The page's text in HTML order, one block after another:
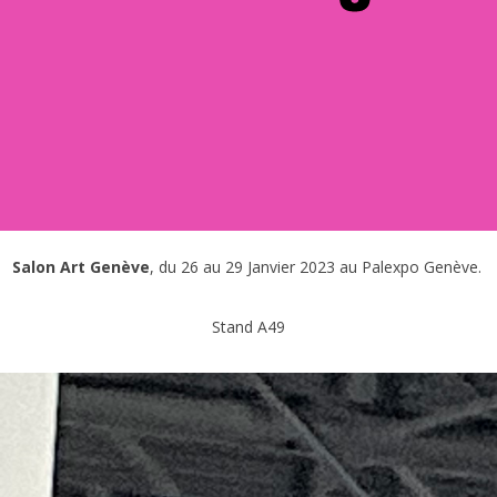
Salon Art Genève, du 26 au 29 Janvier 2023 au Palexpo Genève.
Stand A49